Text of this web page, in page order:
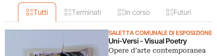
Tutti Terminati In corso Futuri
SALETTA COMUNALE DI ESPOSIZIONE
Uni-Versi - Visual Poetry
Opere d’arte contemporanea